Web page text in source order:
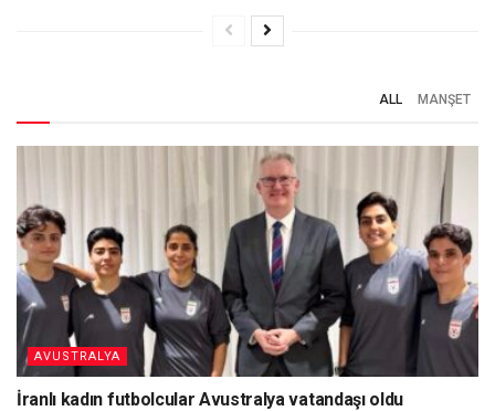
ALL MANŞET
AVUSTRALYA
İranlı kadın futbolcular Avustralya vatandaşı oldu